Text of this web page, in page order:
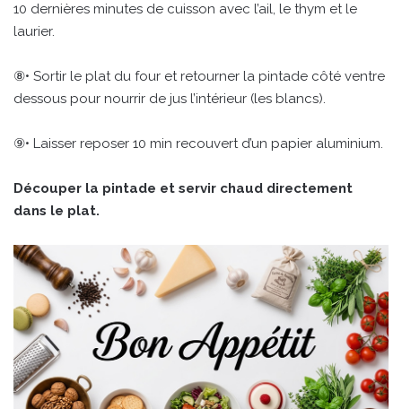
10 dernières minutes de cuisson avec l’ail, le thym et le
laurier.
⑧• Sortir le plat du four et retourner la pintade côté ventre
dessous pour nourrir de jus l’intérieur (les blancs).
⑨• Laisser reposer 10 min recouvert d’un papier aluminium.
Découper la pintade et servir chaud directement
dans le plat.